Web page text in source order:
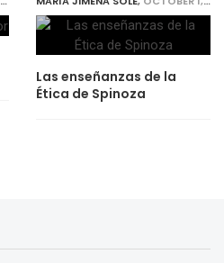
Las enseñanzas de la
Ética de Spinoza